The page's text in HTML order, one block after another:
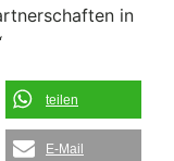
in
teilen
E-Mail